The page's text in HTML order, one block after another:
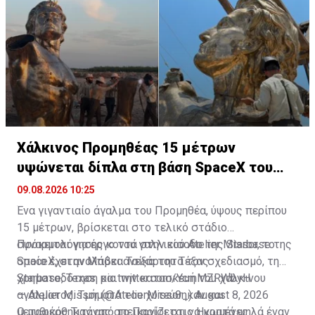
Χάλκινος Προμηθέας 15 μέτρων
υψώνεται δίπλα στη βάση SpaceX του
Έλον Μασκ
09.08.2026 10:25
Ένα γιγαντιαίο άγαλμα του Προμηθέα, ύψους περίπου
15 μέτρων, βρίσκεται στο τελικό στάδιο
συναρμολόγησης κοντά στην είσοδο της Starbase της
SpaceX, στην Μπόκα Τσίκα του Τέξας.
Πρόκειται για έργο του γαλλικού Atelier Missor, το
οποίο έχει αναλάβει ανεξάρτητα τον σχεδιασμό, τη
χρηματοδότηση και την κατασκευή του χάλκινου
αγάλματος. Τμήματά του χυτεύθηκαν και
μεταφέρθηκαν από το Παρίσι στις Ηνωμένες
Starbase, Texas. pic.twitter.com/YcmMZRWbyH
— Atelier Missor (@AtelierMissor_)August 8, 2026
Ο μυθικός Τιτάνας απεικονίζεται να κρατά ψηλά έναν